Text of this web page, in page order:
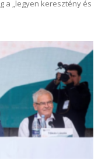
a „legyen keresztény és